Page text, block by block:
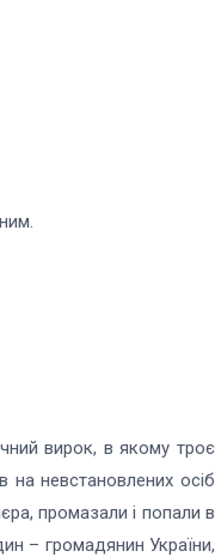
вирок, в якому троє
на невстановлених осіб
промазали і попали в
– громадянин України,